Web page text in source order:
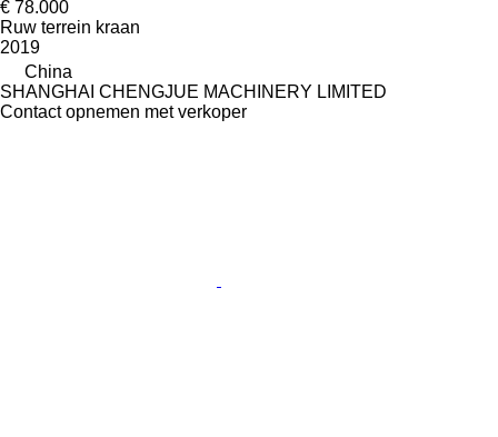
€ 78.000
Ruw terrein kraan
2019
China
SHANGHAI CHENGJUE MACHINERY LIMITED
Contact opnemen met verkoper